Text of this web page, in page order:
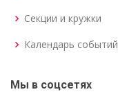
Секции и кружки
Календарь событий
Мы в соцсетях